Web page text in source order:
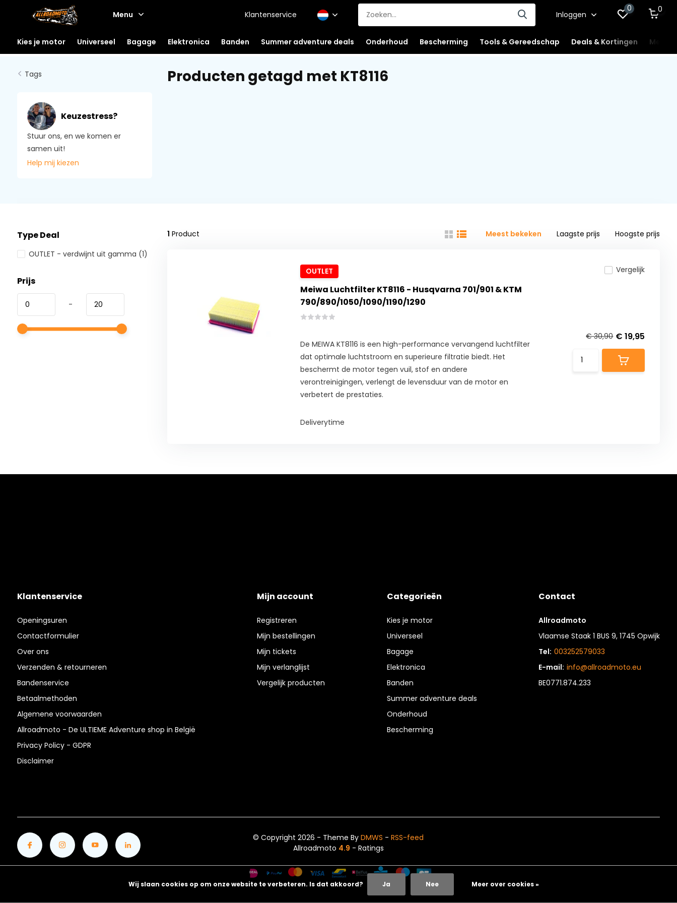
Menu Klantenservice Inloggen
0 0
Kies je motor Universeel Bagage Elektronica Banden Summer adventure deals Onderhoud Bescherming Tools & Gereedschap Deals & Kortingen
Tags
Keuzestress?
Stuur ons, en we komen er
samen uit!
Help mij kiezen
Producten getagd met KT8116
Type Deal
OUTLET - verdwijnt uit gamma (1)
Prijs
-
1 Product Meest bekeken Laagste prijs Hoogste prijs
OUTLET
Meiwa Luchtfilter KT8116 - Husqvarna 701/901 & KTM
790/890/1050/1090/1190/1290
De MEIWA KT8116 is een high-performance vervangend luchtfilter
dat optimale luchtstroom en superieure filtratie biedt. Het
beschermt de motor tegen vuil, stof en andere
verontreinigingen, verlengt de levensduur van de motor en
verbetert de prestaties.
Deliverytime
Vergelijk
€ 30,90 € 19,95
Klantenservice
Openingsuren
Contactformulier
Over ons
Verzenden & retourneren
Bandenservice
Betaalmethoden
Algemene voorwaarden
Allroadmoto - De ULTIEME Adventure shop in België
Privacy Policy - GDPR
Disclaimer
Mijn account
Registreren
Mijn bestellingen
Mijn tickets
Mijn verlanglijst
Vergelijk producten
Categorieën
Kies je motor
Universeel
Bagage
Elektronica
Banden
Summer adventure deals
Onderhoud
Bescherming
Contact
Allroadmoto
Vlaamse Staak 1 BUS 9, 1745 Opwijk
Tel: 003252579033
E-mail: info@allroadmoto.eu
BE0771.874.233
© Copyright 2026 - Theme ByDMWS -RSS-feed
Allroadmoto 4.9 - Ratings
Wij slaan cookies op om onze website te verbeteren. Is dat akkoord? Ja Nee Meer over cookies »